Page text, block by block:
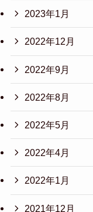
2023年1月
2022年12月
2022年9月
2022年8月
2022年5月
2022年4月
2022年1月
2021年12月